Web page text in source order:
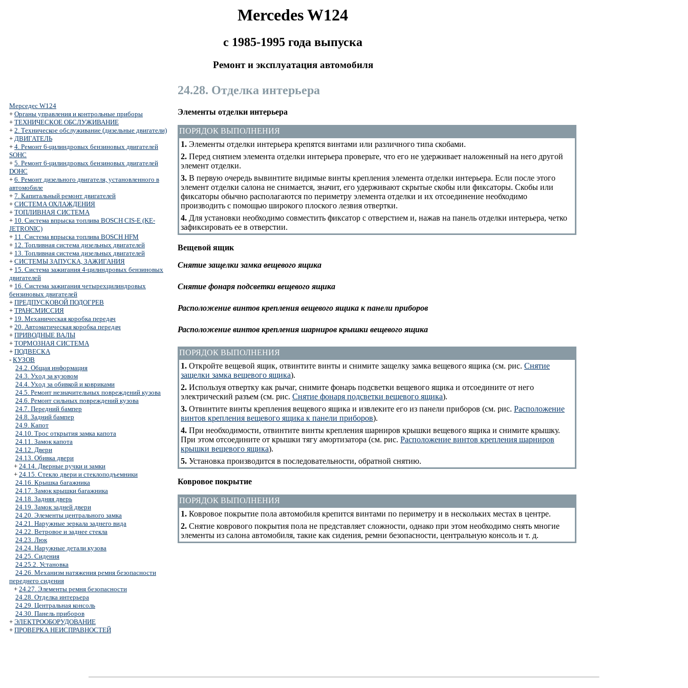
Mercedes W124
с 1985-1995 года выпуска
Ремонт и эксплуатация автомобиля
Мерседес W124
+ Органы управления и контрольные приборы
+ ТЕХНИЧЕСКОЕ ОБСЛУЖИВАНИЕ
+ 2. Техническое обслуживание (дизельные двигатели)
+ ДВИГАТЕЛЬ
+ 4. Ремонт 6-цилиндровых бензиновых двигателей
SOHC
+ 5. Ремонт 6-цилиндровых бензиновых двигателей
DOHC
+ 6. Ремонт дизельного двигателя, установленного в
автомобиле
+ 7. Капитальный ремонт двигателей
+ СИСТЕМА ОХЛАЖДЕНИЯ
+ ТОПЛИВНАЯ СИСТЕМА
+ 10. Система впрыска топлива BOSCH CIS-E (KE-
JETRONIC)
+ 11. Система впрыска топлива BOSCH HFM
+ 12. Топливная система дизельных двигателей
+ 13. Топливная система дизельных двигателей
+ СИСТЕМЫ ЗАПУСКА, ЗАЖИГАНИЯ
+ 15. Система зажигания 4-цилиндровых бензиновых
двигателей
+ 16. Система зажигания четырехцилиндровых
бензиновых двигателей
+ ПРЕДПУСКОВОЙ ПОДОГРЕВ
+ ТРАНСМИССИЯ
+ 19. Механическая коробка передач
+ 20. Автоматическая коробка передач
+ ПРИВОДНЫЕ ВАЛЫ
+ ТОРМОЗНАЯ СИСТЕМА
+ ПОДВЕСКА
- КУЗОВ
24.2. Общая информация
24.3. Уход за кузовом
24.4. Уход за обивкой и ковриками
24.5. Ремонт незначительных повреждений кузова
24.6. Ремонт сильных повреждений кузова
24.7. Передний бампер
24.8. Задний бампер
24.9. Капот
24.10. Трос открытия замка капота
24.11. Замок капота
24.12. Двери
24.13. Обивка двери
+ 24.14. Дверные ручки и замки
+ 24.15. Стекло двери и стеклоподъемники
24.16. Крышка багажника
24.17. Замок крышки багажника
24.18. Задняя дверь
24.19. Замок задней двери
24.20. Элементы центрального замка
24.21. Наружные зеркала заднего вида
24.22. Ветровое и заднее стекла
24.23. Люк
24.24. Наружные детали кузова
24.25. Сидения
24.25.2. Установка
24.26. Механизм натяжения ремня безопасности
переднего сидения
+ 24.27. Элементы ремня безопасности
24.28. Отделка интерьера
24.29. Центральная консоль
24.30. Панель приборов
+ ЭЛЕКТРООБОРУДОВАНИЕ
+ ПРОВЕРКА НЕИСПРАВНОСТЕЙ
24.28. Отделка интерьера
Элементы отделки интерьера
ПОРЯДОК ВЫПОЛНЕНИЯ
1. Элементы отделки интерьера крепятся винтами или различного типа скобами.
2. Перед снятием элемента отделки интерьера проверьте, что его не удерживает наложенный на него другой
элемент отделки.
3. В первую очередь вывинтите видимые винты крепления элемента отделки интерьера. Если после этого
элемент отделки салона не снимается, значит, его удерживают скрытые скобы или фиксаторы. Скобы или
фиксаторы обычно располагаются по периметру элемента отделки и их отсоединение необходимо
производить с помощью широкого плоского лезвия отвертки.
4. Для установки необходимо совместить фиксатор с отверстием и, нажав на панель отделки интерьера, четко
зафиксировать ее в отверстии.
Вещевой ящик
Снятие защелки замка вещевого ящика
Снятие фонаря подсветки вещевого ящика
Расположение винтов крепления вещевого ящика к панели приборов
Расположение винтов крепления шарниров крышки вещевого ящика
ПОРЯДОК ВЫПОЛНЕНИЯ
1. Откройте вещевой ящик, отвинтите винты и снимите защелку замка вещевого ящика (см. рис. Снятие
защелки замка вещевого ящика).
2. Используя отвертку как рычаг, снимите фонарь подсветки вещевого ящика и отсоедините от него
электрический разъем (см. рис. Снятие фонаря подсветки вещевого ящика).
3. Отвинтите винты крепления вещевого ящика и извлеките его из панели приборов (см. рис. Расположение
винтов крепления вещевого ящика к панели приборов).
4. При необходимости, отвинтите винты крепления шарниров крышки вещевого ящика и снимите крышку.
При этом отсоедините от крышки тягу амортизатора (см. рис. Расположение винтов крепления шарниров
крышки вещевого ящика).
5. Установка производится в последовательности, обратной снятию.
Ковровое покрытие
ПОРЯДОК ВЫПОЛНЕНИЯ
1. Ковровое покрытие пола автомобиля крепится винтами по периметру и в нескольких местах в центре.
2. Снятие коврового покрытия пола не представляет сложности, однако при этом необходимо снять многие
элементы из салона автомобиля, такие как сидения, ремни безопасности, центральную консоль и т. д.